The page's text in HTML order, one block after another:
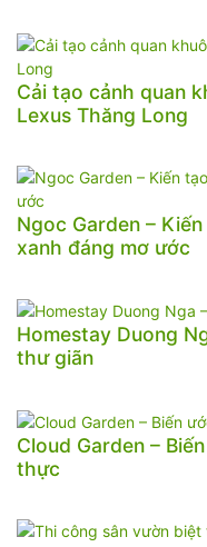
Cải tạo cảnh quan
Lexus Thăng Long
Ngoc Garden –
xanh đáng mơ ước
Homestay Duong
thư giãn
Cloud Garden –
thực